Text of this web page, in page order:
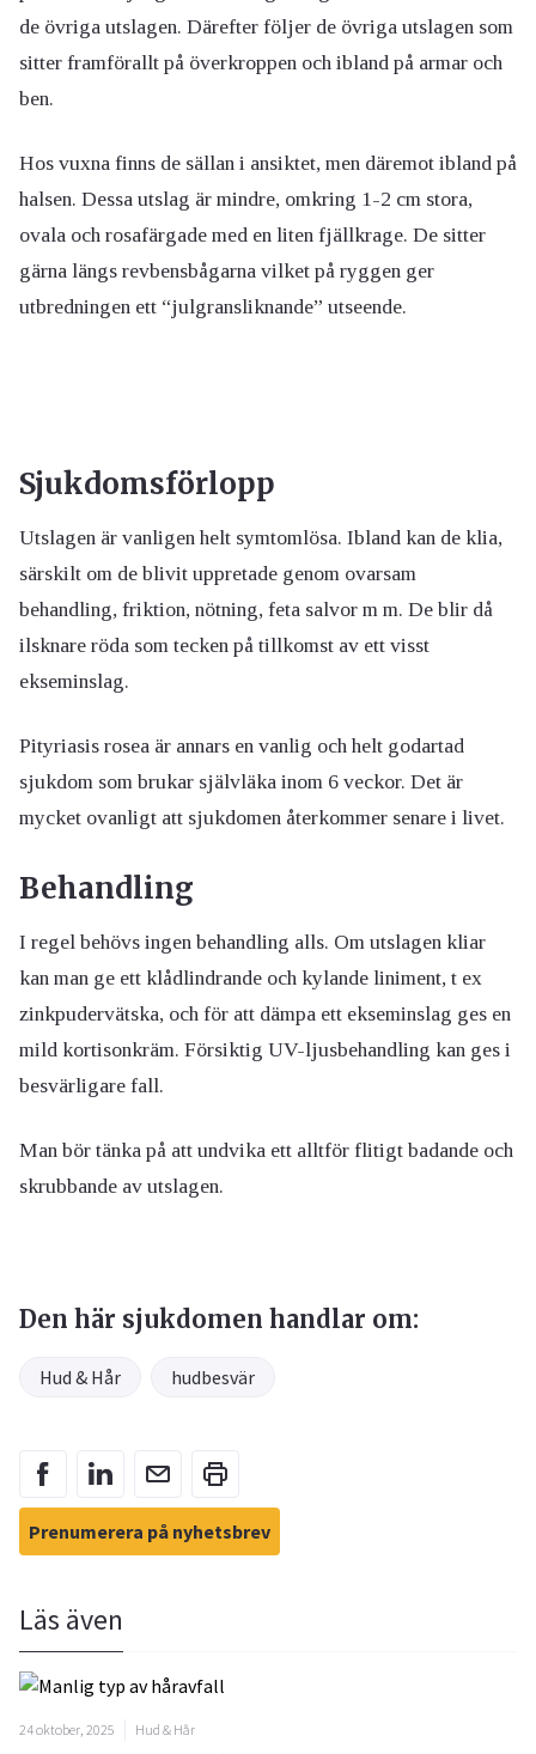
de övriga utslagen. Därefter följer de övriga utslagen som
sitter framförallt på överkroppen och ibland på armar och
ben.
Hos vuxna finns de sällan i ansiktet, men däremot ibland på
halsen. Dessa utslag är mindre, omkring 1-2 cm stora,
ovala och rosafärgade med en liten fjällkrage. De sitter
gärna längs revbensbågarna vilket på ryggen ger
utbredningen ett “julgransliknande” utseende.
Sjukdomsförlopp
Utslagen är vanligen helt symtomlösa. Ibland kan de klia,
särskilt om de blivit uppretade genom ovarsam
behandling, friktion, nötning, feta salvor m m. De blir då
ilsknare röda som tecken på tillkomst av ett visst
ekseminslag.
Pityriasis rosea är annars en vanlig och helt godartad
sjukdom som brukar självläka inom 6 veckor. Det är
mycket ovanligt att sjukdomen återkommer senare i livet.
Behandling
I regel behövs ingen behandling alls. Om utslagen kliar
kan man ge ett klådlindrande och kylande liniment, t ex
zinkpudervätska, och för att dämpa ett ekseminslag ges en
mild kortisonkräm. Försiktig UV-ljusbehandling kan ges i
besvärligare fall.
Man bör tänka på att undvika ett alltför flitigt badande och
skrubbande av utslagen.
Den här sjukdomen handlar om:
Hud & Hår hudbesvär
Prenumerera på nyhetsbrev
Läs även
24 oktober, 2025 Hud & Hår